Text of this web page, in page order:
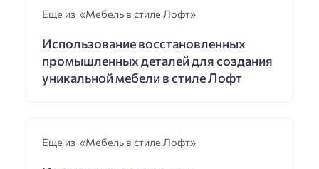
Еще из «Мебель в стиле Лофт»
Использование восстановленных
промышленных деталей для создания
уникальной мебели в стиле Лофт
Еще из «Мебель в стиле Лофт»